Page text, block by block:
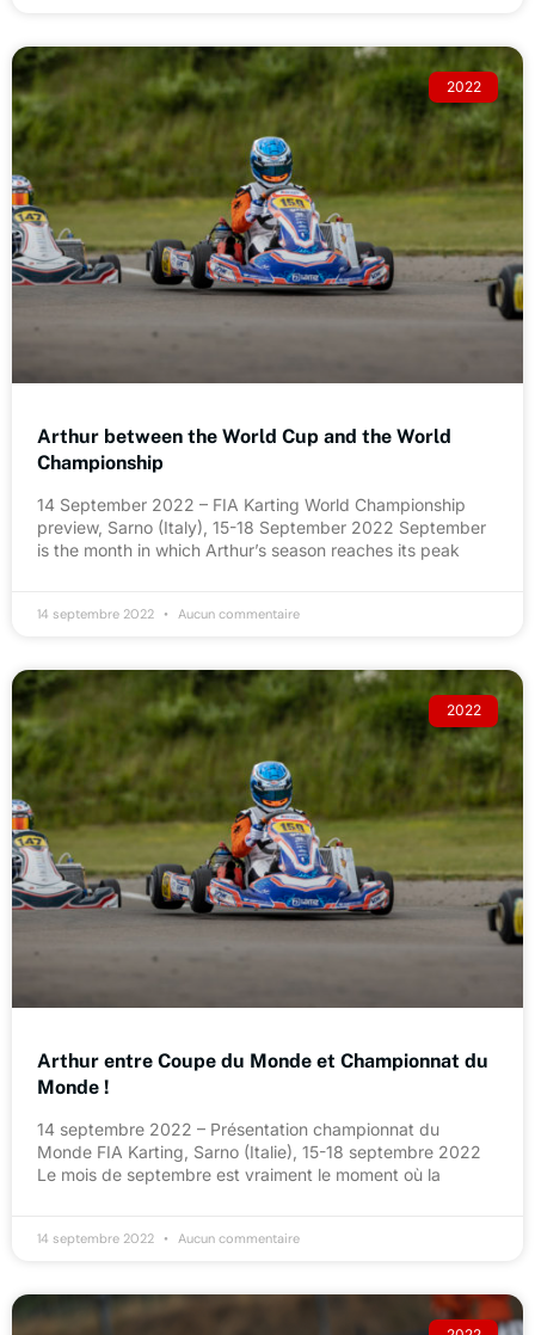
2022
Arthur between the World Cup and the World
Championship
14 September 2022 – FIA Karting World Championship
preview, Sarno (Italy), 15-18 September 2022 September
is the month in which Arthur’s season reaches its peak
14 septembre 2022 Aucun commentaire
2022
Arthur entre Coupe du Monde et Championnat du
Monde !
14 septembre 2022 – Présentation championnat du
Monde FIA Karting, Sarno (Italie), 15-18 septembre 2022
Le mois de septembre est vraiment le moment où la
14 septembre 2022 Aucun commentaire